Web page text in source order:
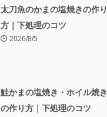
太刀魚のかまの塩焼きの作り
方｜下処理のコツ
2026/8/5
鮭かまの塩焼き・ホイル焼き
の作り方｜下処理のコツ